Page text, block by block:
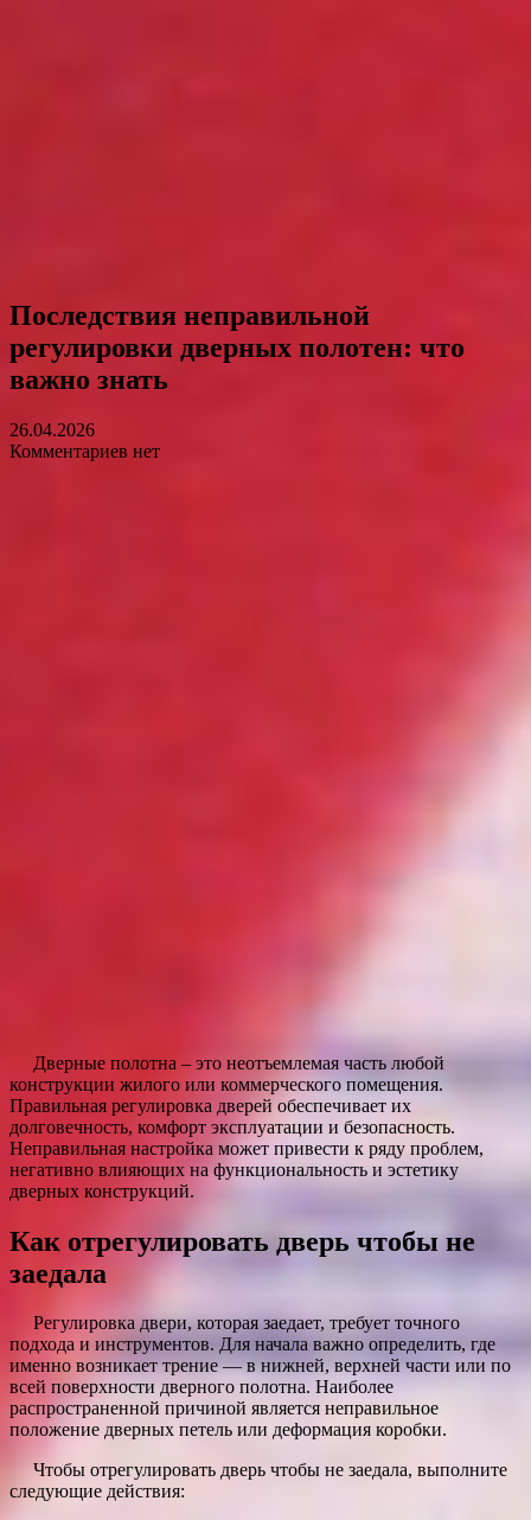
Последствия неправильной
регулировки дверных полотен: что
важно знать
26.04.2026
Комментариев нет
Дверные полотна – это неотъемлемая часть любой
конструкции жилого или коммерческого помещения.
Правильная регулировка дверей обеспечивает их
долговечность, комфорт эксплуатации и безопасность.
Неправильная настройка может привести к ряду проблем,
негативно влияющих на функциональность и эстетику
дверных конструкций.
Как отрегулировать дверь чтобы не
заедала
Регулировка двери, которая заедает, требует точного
подхода и инструментов. Для начала важно определить, где
именно возникает трение — в нижней, верхней части или по
всей поверхности дверного полотна. Наиболее
распространенной причиной является неправильное
положение дверных петель или деформация коробки.
Чтобы отрегулировать дверь чтобы не заедала, выполните
следующие действия: